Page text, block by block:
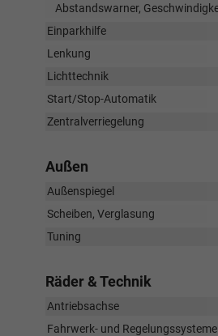
Abstandswarner,
Einparkhilfe
Lenkung
Lichttechnik
Start/Stop-Automatik
Zentralverriegelung
Außen
Außenspiegel
Scheiben, Verglasung
Tuning
Räder & Technik
Antriebsachse
Fahrwerk- und Regelungssysteme